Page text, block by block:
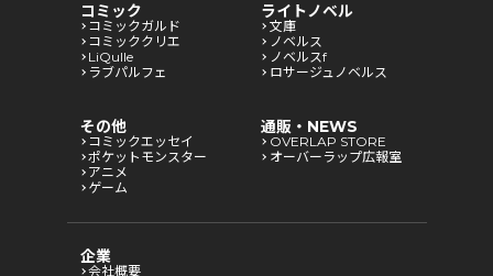
コミック
コミックガルド
コミッククリエ
LiQulle
ラブパルフェ
ライトノベル
文庫
ノベルス
ノベルスf
ロサージュノベルス
その他
コミックエッセイ
ポケットモンスター
アニメ
ゲーム
通販・NEWS
OVERLAP STORE
オーバーラップ広報室
企業
会社概要